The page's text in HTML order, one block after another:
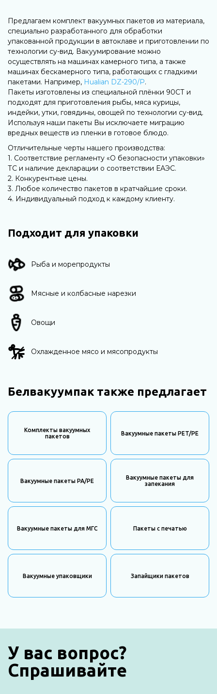
Предлагаем комплект вакуумных пакетов из материала,
специально разработанного для обработки
упакованной продукции в автоклаве и приготовлении по
технологии су-вид. Вакуумирование можно
осуществлять на машинах камерного типа, а также
машинах бескамерного типа, работающих с гладкими
пакетами. Например, Hualian DZ-290/P.
Пакеты изготовлены из специальной плёнки 90СТ и
подходят для приготовления рыбы, мяса курицы,
индейки, утки, говядины, овощей по технологии су-вид.
Используя наши пакеты Вы исключаете миграцию
вредных веществ из пленки в готовое блюдо.
Отличительные черты нашего производства:
1. Соответствие регламенту «О безопасности упаковки»
ТС и наличие декларации о соответствии ЕАЭС.
2. Конкурентные цены.
3. Любое количество пакетов в кратчайшие сроки.
4. Индивидуальный подход к каждому клиенту.
Подходит для упаковки
Рыба и морепродукты
Мясные и колбасные нарезки
Овощи
Охлажденное мясо и мясопродукты
Белвакуумпак также предлагает
Комплекты вакуумных
пакетов
Вакуумные пакеты PET/PE
Вакуумные пакеты PA/PE
Вакуумные пакеты для
запекания
Вакуумные пакеты для МГС Пакеты с печатью
Вакуумные упаковщики Запайщики пакетов
У вас вопрос?
Спрашивайте